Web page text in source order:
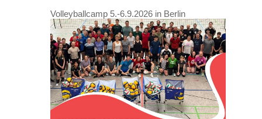
Volleyballcamp 5.-6.9.2026 in Berlin